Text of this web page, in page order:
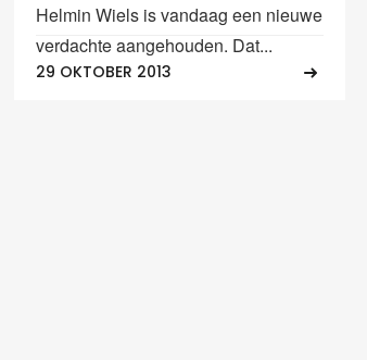
Helmin Wiels is vandaag een nieuwe
verdachte aangehouden. Dat...
29 OKTOBER 2013